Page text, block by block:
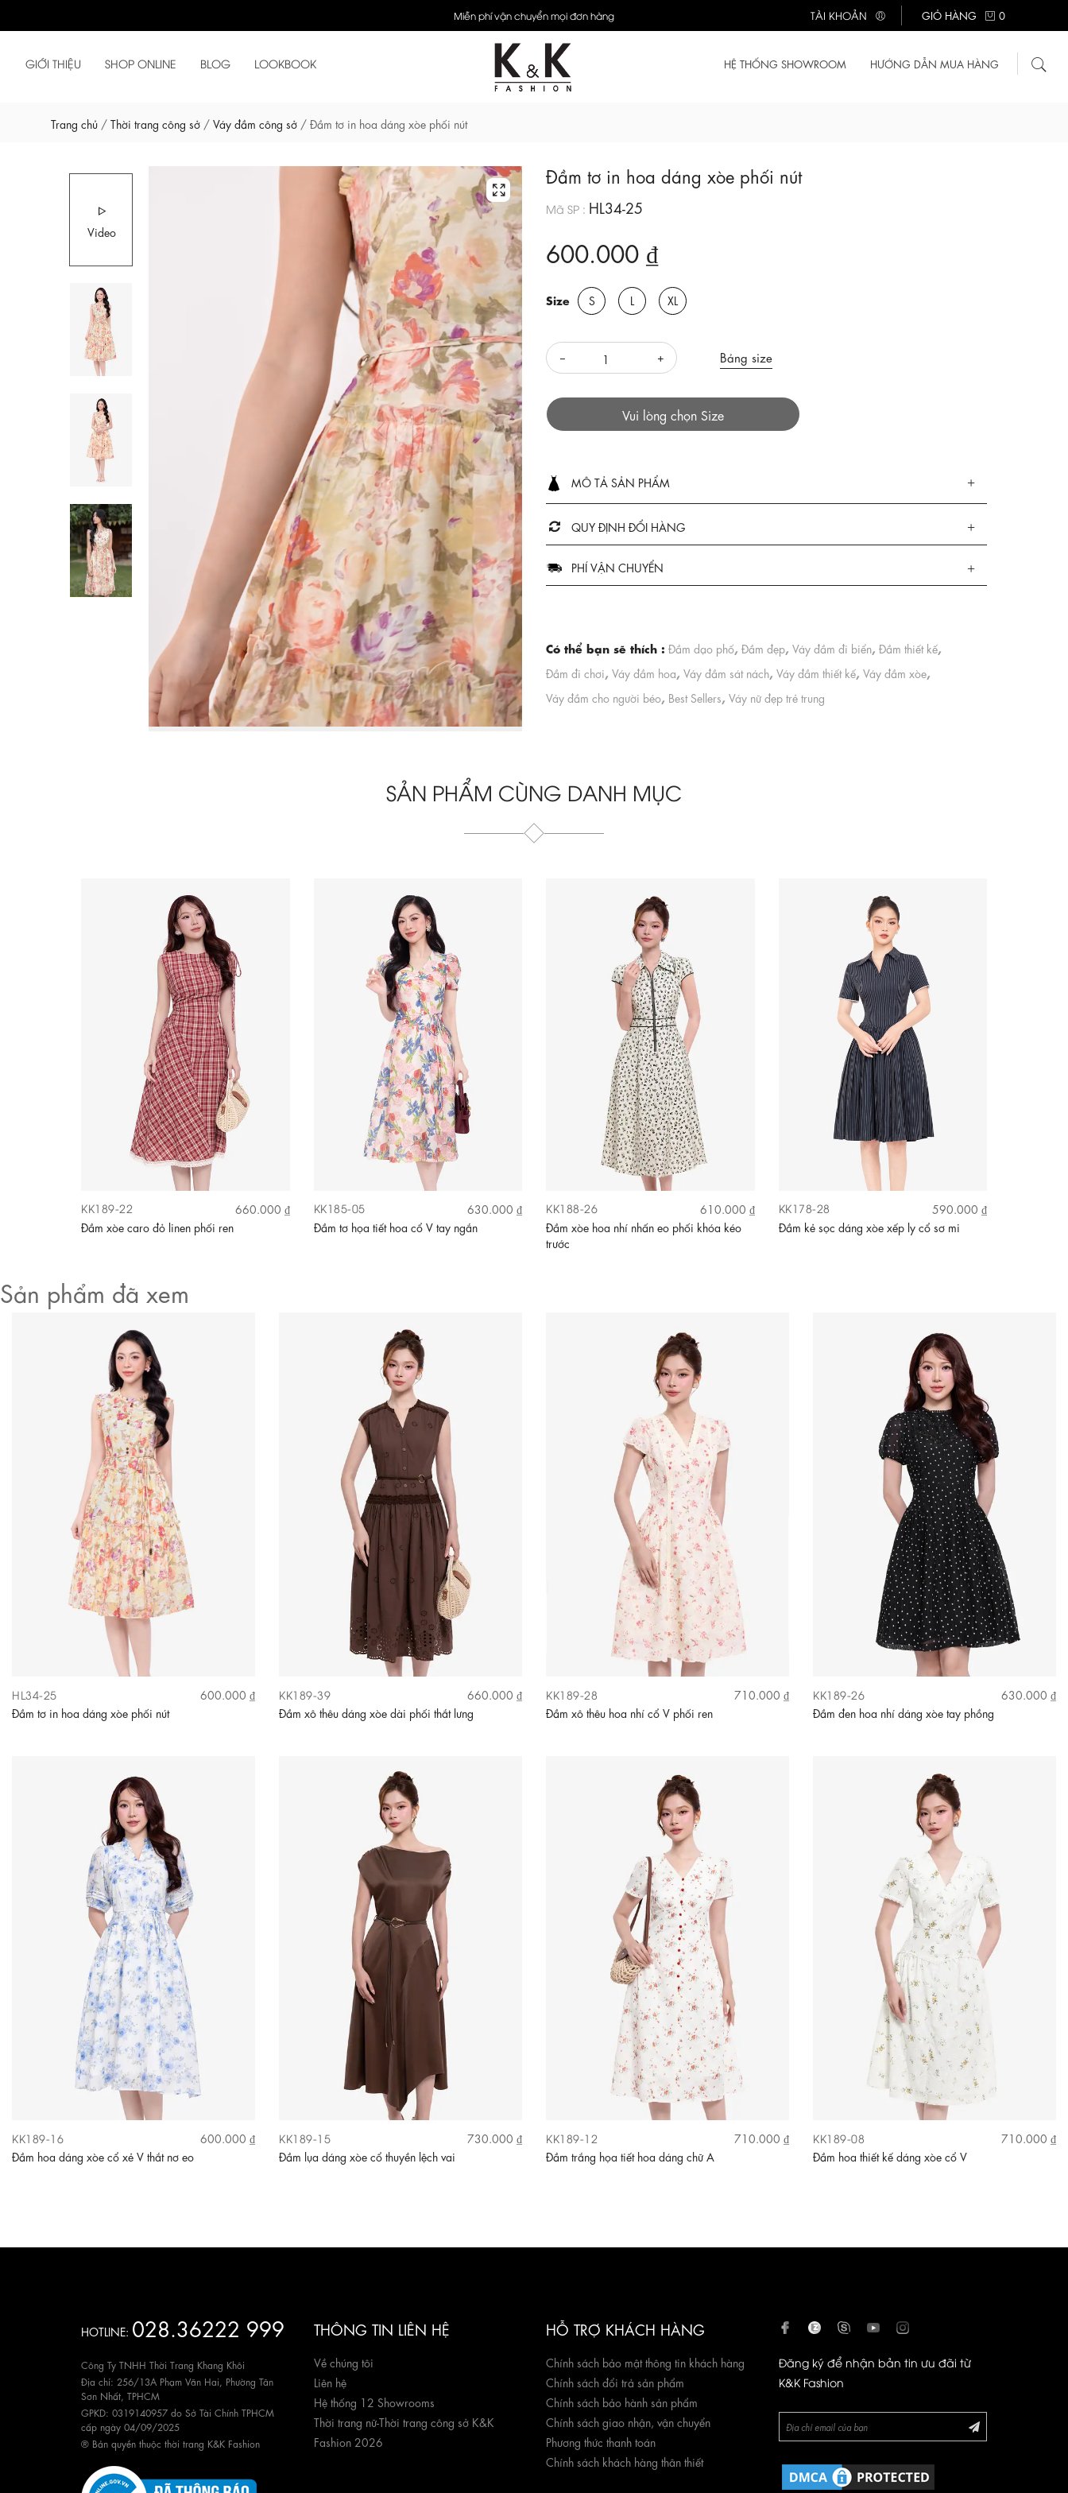
Miễn phí vận chuyển mọi đơn hàng TÀI KHOẢN GIỎ HÀNG 0
GIỚI THIỆU SHOP ONLINE BLOG LOOKBOOK HỆ THỐNG SHOWROOM HƯỚNG DẪN MUA HÀNG
Trang chủ / Thời trang công sở / Váy đầm công sở / Đầm tơ in hoa dáng xòe phối nút
Video
Đầm tơ in hoa dáng xòe phối nút
Mã SP : HL34-25
600.000 ₫
Size S L XL
Bảng size
Vui lòng chọn Size
MÔ TẢ SẢN PHẨM
QUY ĐỊNH ĐỔI HÀNG
PHÍ VẬN CHUYỂN
Có thể bạn sẽ thích : Đầm dạo phố, Đầm đẹp, Váy đầm đi biển, Đầm thiết kế,
Đầm đi chơi, Váy đầm hoa, Váy đầm sát nách, Váy đầm thiết kế, Váy đầm xòe,
Váy đầm cho người béo, Best Sellers, Váy nữ đẹp trẻ trung
SẢN PHẨM CÙNG DANH MỤC
KK189-22
660.000 ₫
Đầm xòe caro đỏ linen phối ren
KK185-05
630.000 ₫
Đầm tơ họa tiết hoa cổ V tay ngắn
KK188-26
610.000 ₫
Đầm xòe hoa nhí nhấn eo phối khóa kéo
trước
KK178-28
590.000 ₫
Đầm kẻ sọc dáng xòe xếp ly cổ sơ mi
Sản phẩm đã xem
HL34-25
600.000 ₫
Đầm tơ in hoa dáng xòe phối nút
KK189-39
660.000 ₫
Đầm xô thêu dáng xòe dài phối thắt lưng
KK189-28
710.000 ₫
Đầm xô thêu hoa nhí cổ V phối ren
KK189-26
630.000 ₫
Đầm đen hoa nhí dáng xòe tay phồng
KK189-16
600.000 ₫
Đầm hoa dáng xòe cổ xẻ V thắt nơ eo
KK189-15
730.000 ₫
Đầm lụa dáng xòe cổ thuyền lệch vai
KK189-12
710.000 ₫
Đầm trắng họa tiết hoa dáng chữ A
KK189-08
710.000 ₫
Đầm hoa thiết kế dáng xòe cổ V
HOTLINE: 028.36222 999
Công Ty TNHH Thời Trang Khang Khôi
Địa chỉ: 256/13A Phạm Văn Hai, Phường Tân
Sơn Nhất, TPHCM
GPKD: 0319140957 do Sở Tài Chính TPHCM
cấp ngày 04/09/2025
® Bản quyền thuộc thời trang K&K Fashion
THÔNG TIN LIÊN HỆ
Về chúng tôi
Liên hệ
Hệ thống 12 Showrooms
Thời trang nữ-Thời trang công sở K&K
Fashion 2026
HỖ TRỢ KHÁCH HÀNG
Chính sách bảo mật thông tin khách hàng
Chính sách đổi trả sản phẩm
Chính sách bảo hành sản phẩm
Chính sách giao nhận, vận chuyển
Phương thức thanh toán
Chính sách khách hàng thân thiết
Đăng ký để nhận bản tin ưu đãi từ
K&K Fashion